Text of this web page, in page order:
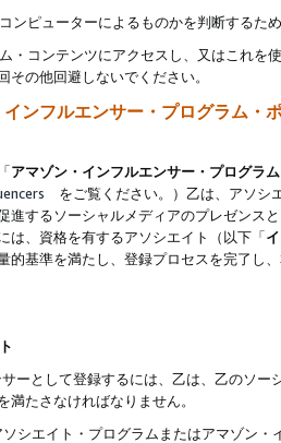
ンピューターによるものかを判断するた
・コンテンツにアクセスし、又はこれ
その他回避しないでください。
ンフルエンサー・プログラム・
アマゾン・インフルエンサー・プログラム
をご覧ください。）乙は、アソシ
進するソーシャルメディアのプレゼンス
は、資格を有するアソシエイト（以下「
的基準を満たし、登録プロセスを完了し、
ーとして登録するには、乙は、乙のソー
たさなければなりません。
シエイト・プログラムまたはアマゾン・